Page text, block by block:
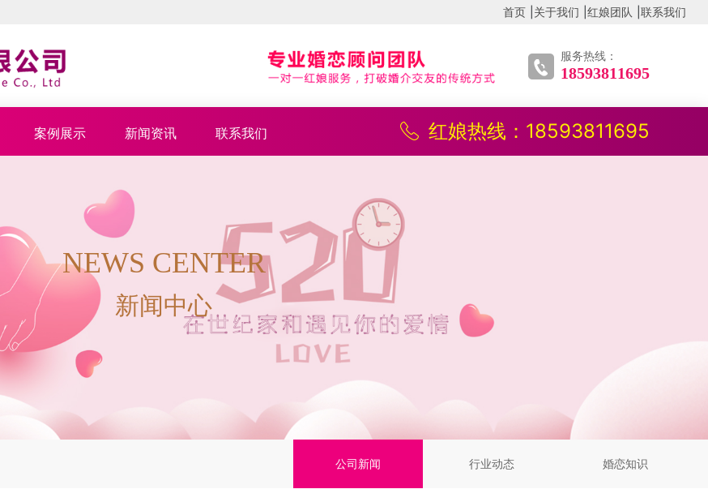
首页 关于我们 红娘团队 联系我们
服务热线：
18593811695
红娘热线：18593811695
案例展示 新闻资讯 联系我们
NEWS CENTER
新闻中心
公司新闻 行业动态 婚恋知识